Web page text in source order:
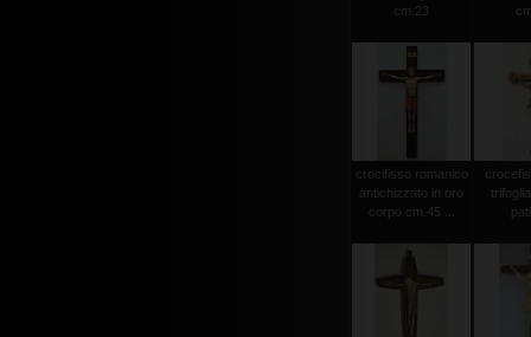
cm.23
crocifisso romanico
antichizzato in oro
corpo cm.45 ...